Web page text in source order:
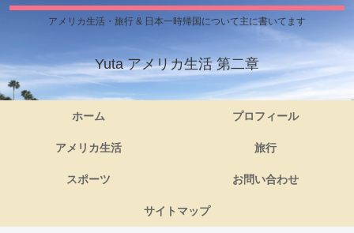
アメリカ生活・旅行 & 日本一時帰国について主に書いてます
Yuta アメリカ生活 第二章
ホーム プロフィール
アメリカ生活 旅行
スポーツ お問い合わせ
サイトマップ